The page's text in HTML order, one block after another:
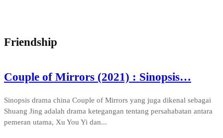
Friendship
Couple of Mirrors (2021) : Sinopsis…
Sinopsis drama china Couple of Mirrors yang juga dikenal sebagai
Shuang Jing adalah drama ketegangan tentang persahabatan antara
pemeran utama, Xu You Yi dan...